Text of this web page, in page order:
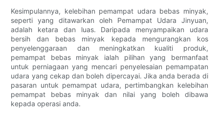
Kesimpulannya, kelebihan pemampat udara bebas minyak,
seperti yang ditawarkan oleh Pemampat Udara Jinyuan,
adalah ketara dan luas. Daripada menyampaikan udara
bersih dan bebas minyak kepada mengurangkan kos
penyelenggaraan dan meningkatkan kualiti produk,
pemampat bebas minyak ialah pilihan yang bermanfaat
untuk perniagaan yang mencari penyelesaian pemampatan
udara yang cekap dan boleh dipercayai. Jika anda berada di
pasaran untuk pemampat udara, pertimbangkan kelebihan
pemampat bebas minyak dan nilai yang boleh dibawa
kepada operasi anda.